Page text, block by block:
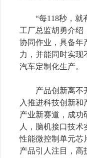
“每118秒，就
工厂总监胡勇介绍
协同作业，具备年
力，并能同时实现
汽车定制化生产。
产品创新离不开
入推进科技创新
产业新赛道，成功
人，脑机接口技
性能微控制单元芯
产品引人注目，高